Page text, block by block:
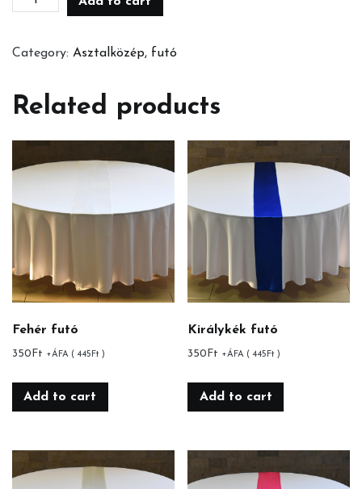
Category: Asztalközép, futó
Related products
Fehér futó
350 Ft +ÁFA ( 445 Ft )
Add to cart
Királykék futó
350 Ft +ÁFA (445 Ft )
Add to cart